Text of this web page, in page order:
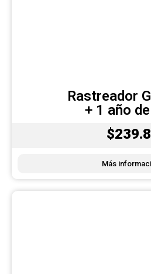
Rastreador
+ 1 año
Más